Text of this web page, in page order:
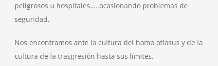
peligrosos u hospitales…..ocasionando problemas de
seguridad.
Nos encontramos ante la cultura del homo otiosus y de la
cultura de la trasgresión hasta sus límites.